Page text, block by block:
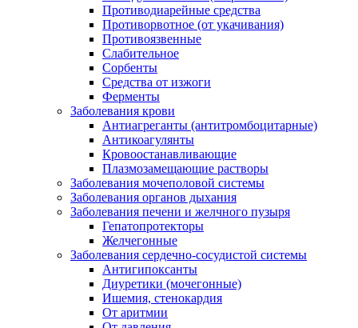
Противодиарейные средства
Противорвотное (от укачивания)
Противоязвенные
Слабительное
Сорбенты
Средства от изжоги
Ферменты
Заболевания крови
Антиагреганты (антитромбоцитарные)
Антикоагулянты
Кровоостанавливающие
Плазмозамещающие растворы
Заболевания мочеполовой системы
Заболевания органов дыхания
Заболевания печени и желчного пузыря
Гепатопротекторы
Желчегонные
Заболевания сердечно-сосудистой системы
Антигипоксанты
Диуретики (мочегонные)
Ишемия, стенокардия
От аритмии